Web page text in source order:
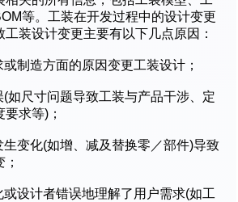
等。工装在开发过程中的设计变更
装设计变更主要有以下几点原因：
制造方面的原因变更工装设计；
如尺寸问题导致工装与产品干涉、定
求等)；
变化(如增、减及替换零／部件)导致
设计者错误地理解了用户需求(如工